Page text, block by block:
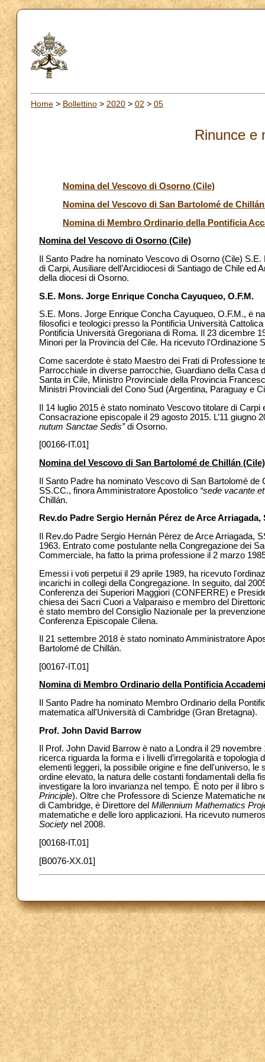
Home > Bollettino > 2020 > 02 > 05
Rinunce e
Nomina del Vescovo di Osorno (Cile)
Nomina del Vescovo di San Bartolomé de
Nomina di Membro Ordinario della Pontificia
Nomina del Vescovo di Osorno (Cile)
Il Santo Padre ha nominato Vescovo di Osorno (Cile)
di Carpi, Ausiliare dell’Arcidiocesi di Santiago de Chile ed
della diocesi di Osorno.
S.E. Mons. Jorge Enrique Concha Cayuqueo, O.F.M.
S.E. Mons. Jorge Enrique Concha Cayuqueo, O.F.M., è
filosofici e teologici presso la Pontificia Università
Pontificia Università Gregoriana di Roma. Il 23 dicembre
Minori per la Provincia del Cile. Ha ricevuto l'Ordinazione
Come sacerdote è stato Maestro dei Frati di Professione
Parrocchiale in diverse parrocchie, Guardiano della Casa
Santa in Cile, Ministro Provinciale della Provincia
Ministri Provinciali del Cono Sud (Argentina, Paraguay e
Il 14 luglio 2015 è stato nominato Vescovo titolare di
Consacrazione episcopale il 29 agosto 2015. L’11
nutum Sanctae Sedis”di Osorno.
[00166-IT.01]
Nomina del Vescovo di San Bartolomé de Chillán (Cile)
Il Santo Padre ha nominato Vescovo di San Bartolomé
SS.CC., finora Amministratore Apostolico “sede vacante
Chillán.
Rev.do Padre Sergio Hernán Pérez de Arce Arriagada,
Il Rev.do Padre Sergio Hernán Pérez de Arce Arriagada,
1963. Entrato come postulante nella Congregazione dei
Commerciale, ha fatto la prima professione il 2 marzo
Emessi i voti perpetui il 29 aprile 1989, ha ricevuto
incarichi in collegi della Congregazione. In seguito, dal
Conferenza dei Superiori Maggiori (CONFERRE) e
chiesa dei Sacri Cuori a Valparaiso e membro del
è stato membro del Consiglio Nazionale per la
Conferenza Episcopale Cilena.
Il 21 settembre 2018 è stato nominato Amministratore
Bartolomé de Chillán.
[00167-IT.01]
Nomina di Membro Ordinario della Pontificia
Il Santo Padre ha nominato Membro Ordinario della
matematica all'Università di Cambridge (Gran Bretagna).
Prof. John David Barrow
Il Prof. John David Barrow è nato a Londra il 29
ricerca riguarda la forma e i livelli d’irregolarità e
elementi leggeri, la possibile origine e fine dell'universo,
ordine elevato, la natura delle costanti fondamentali della
investigare la loro invarianza nel tempo. È noto per il libro
Principle). Oltre che Professore di Scienze Matematiche
di Cambridge, è Direttore del Millennium Mathematics
matematiche e delle loro applicazioni. Ha ricevuto
Society nel 2008.
[00168-IT.01]
[B0076-XX.01]